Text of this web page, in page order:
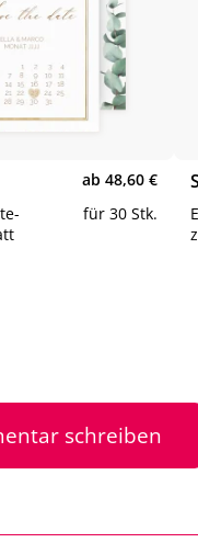
ab 48,60 €
für 30 Stk.
schreiben